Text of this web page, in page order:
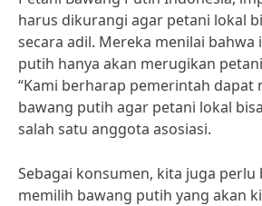
harus dikurangi agar petani lokal
secara adil. Mereka menilai
putih hanya akan merugikan
“Kami berharap pemerintah
bawang putih agar petani lokal
salah satu anggota asosiasi.
Sebagai konsumen, kita juga perlu
memilih bawang putih yang akan